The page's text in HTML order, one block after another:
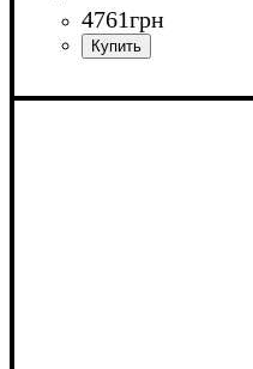
4761грн
Длина: 81,5 (+81,5) см